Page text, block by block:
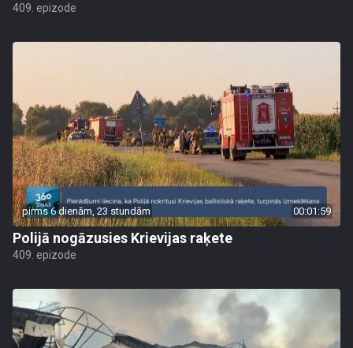
409. epizode
pirms 6 dienām, 23 stundām 00:01:59
Polijā nogāzusies Krievijas raķete
409. epizode